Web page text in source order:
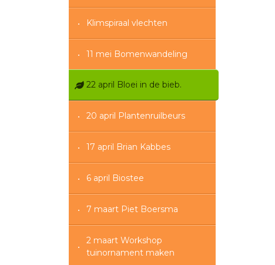
Klimspiraal vlechten
11 mei Bomenwandeling
22 april Bloei in de bieb.
20 april Plantenruilbeurs
17 april Brian Kabbes
6 april Biostee
7 maart Piet Boersma
2 maart Workshop
tuinornament maken